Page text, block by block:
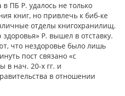
ПБ Р. удалось не только
книг, но привлечь к биб-ке
отделы книгохранилищ.
Р. вышел в отставку.
что нездоровье было лишь
пост связано «с
в нач. 20-х гг. и
в отношении